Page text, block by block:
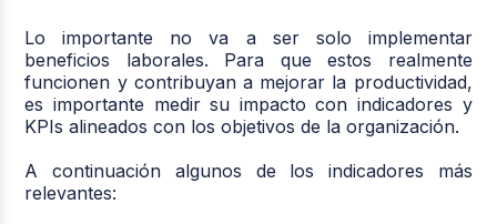
Lo importante no va a ser solo implementar
beneficios laborales. Para que estos realmente
funcionen y contribuyan a mejorar la productividad,
es importante medir su impacto con indicadores y
KPIs alineados con los objetivos de la organización.
A continuación algunos de los indicadores más
relevantes: